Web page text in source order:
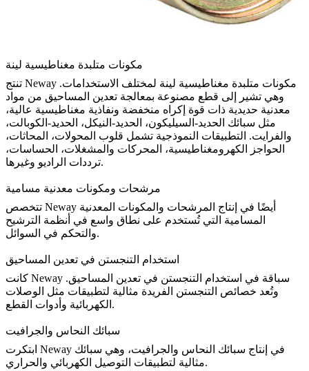
مكونات متلبدة مغناطيسية لينة
تنتج Neway مكونات متلبدة مغناطيسية لينة لمختلف الاستخدامات.
وهي تشير إلى قطع مصنوعة بمعالجة تعدين المساحيق من مواد
معدنية حديدية ذات قوة إكراه منخفضة ونفاذية مغناطيسية عالية،
مثل سبائك الحديد-السيليكون، الحديد-النيكل، الحديد-الكوبالت،
والفرايت. التطبيقات النموذجية تشمل قلوب المحولات، المحاثات،
الحواجز الكهرومغناطيسية، المحركات والمشغلات، الحساسات،
ترددات الراديو وغيرها.
مرشحات ومكونات معدنية مسامية
تتخصص Neway أيضًا في إنتاج المرشحات والمكونات المعدنية
المسامية التي تُستخدم على نطاق واسع في أنظمة الترشيح
والتحكم في السوائل.
استخدام التنجستن في تعدين المساحيق
كانت Neway سباقة في استخدام التنجستن في تعدين المساحيق.
وتُعد خصائص التنجستن الفريدة مثالية لتطبيقات مثل الوصلات
الكهربائية وأدوات القطع.
سبائك النحاس والجرافيت
ابتكرت Neway في إنتاج سبائك النحاس والجرافيت، وهي سبائك
مثالية لتطبيقات التوصيل الكهربائي والحراري.